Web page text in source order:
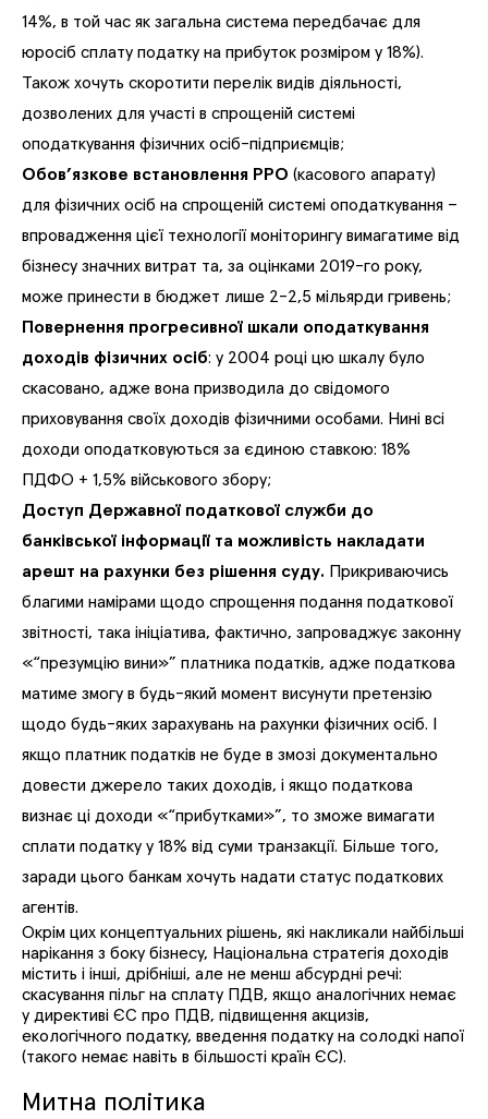
14%, в той час як загальна система передбачає для
юросіб сплату податку на прибуток розміром у 18%).
Також хочуть скоротити перелік видів діяльності,
дозволених для участі в спрощеній системі
оподаткування фізичних осіб-підприємців;
Обов’язкове встановлення РРО (касового апарату)
для фізичних осіб на спрощеній системі оподаткування –
впровадження цієї технології моніторингу вимагатиме від
бізнесу значних витрат та, за оцінками 2019-го року,
може принести в бюджет лише 2-2,5 мільярди гривень;
Повернення прогресивної шкали оподаткування
доходів фізичних осіб: у 2004 році цю шкалу було
скасовано, адже вона призводила до свідомого
приховування своїх доходів фізичними особами. Нині всі
доходи оподатковуються за єдиною ставкою: 18%
ПДФО + 1,5% військового збору;
Доступ Державної податкової служби до
банківської інформації та можливість накладати
арешт на рахунки без рішення суду. Прикриваючись
благими намірами щодо спрощення подання податкової
звітності, така ініціатива, фактично, запроваджує законну
«“презумцію вини»” платника податків, адже податкова
матиме змогу в будь-який момент висунути претензію
щодо будь-яких зарахувань на рахунки фізичних осіб. І
якщо платник податків не буде в змозі документально
довести джерело таких доходів, і якщо податкова
визнає ці доходи «“прибутками»”, то зможе вимагати
сплати податку у 18% від суми транзакції. Більше того,
заради цього банкам хочуть надати статус податкових
агентів.
Окрім цих концептуальних рішень, які накликали найбільші
нарікання з боку бізнесу, Національна стратегія доходів
містить і інші, дрібніші, але не менш абсурдні речі:
скасування пільг на сплату ПДВ, якщо аналогічних немає
у директиві ЄС про ПДВ, підвищення акцизів,
екологічного податку, введення податку на солодкі напої
(такого немає навіть в більшості країн ЄС).
Митна політика